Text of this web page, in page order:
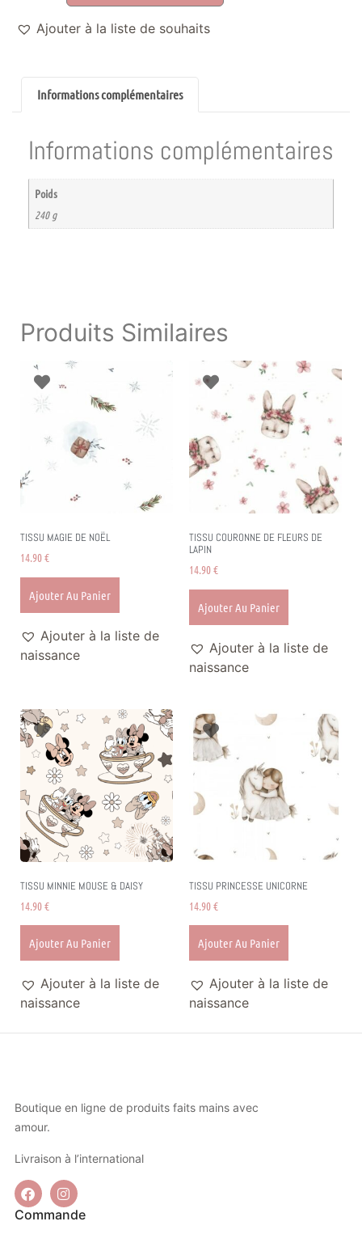
Ajouter à la liste de souhaits
Informations complémentaires
Informations complémentaires
Poids
240 g
Produits Similaires
TISSU MAGIE DE NOËL
14.90€
Ajouter Au Panier
Ajouter à la liste de
naissance
TISSU COURONNE DE FLEURS DE
LAPIN
14.90€
Ajouter Au Panier
Ajouter à la liste de
naissance
TISSU MINNIE MOUSE & DAISY
14.90€
Ajouter Au Panier
Ajouter à la liste de
naissance
TISSU PRINCESSE UNICORNE
14.90€
Ajouter Au Panier
Ajouter à la liste de
naissance
Boutique en ligne de produits faits mains avec
amour.
Livraison à l’international
Commande